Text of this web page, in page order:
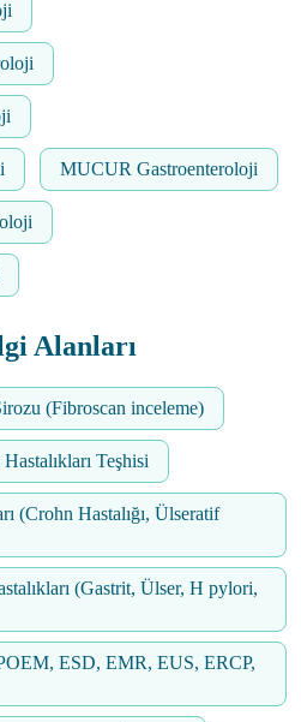
MUCUR Gastroenteroloji
Alanları
(Fibroscan inceleme)
Teşhisi
(Crohn Hastalığı, Ülseratif
(Gastrit, Ülser, H pylori,
ESD, EMR, EUS, ERCP,